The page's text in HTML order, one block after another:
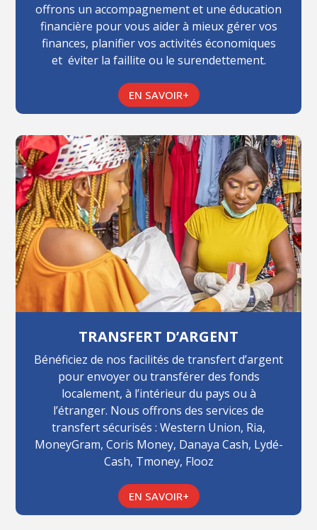
offrons un accompagnement et une éducation
financière pour vous aider à mieux gérer vos
finances, planifier vos activités économiques
et éviter la faillite ou le surendettement.
EN SAVOIR+
TRANSFERT D’ARGENT
Bénéficiez de nos facilités de transfert d’argent
pour envoyer ou transférer des fonds
localement, à l’intérieur du pays ou à
l’étranger. Nous offrons des services de
transfert sécurisés : Western Union, Ria,
MoneyGram, Coris Money, Danaya Cash, Lydé-
Cash, Tmoney, Flooz
EN SAVOIR+